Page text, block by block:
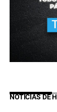
NOTICIAS DE